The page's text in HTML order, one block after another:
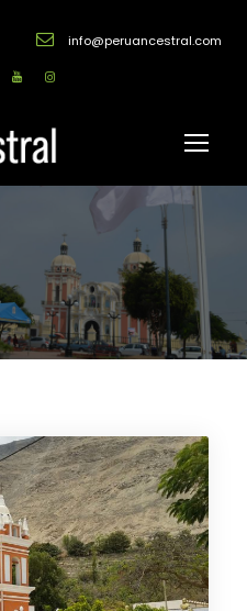
info@peruancestral.com